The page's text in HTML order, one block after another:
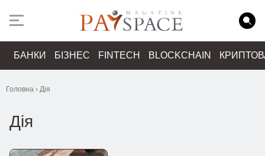
БАНКИ БІЗНЕС FINTECH BLOCKCHAIN
Головна › Дія
Дія